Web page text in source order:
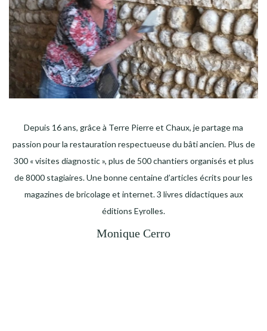
Depuis 16 ans, grâce à Terre Pierre et Chaux, je partage ma
passion pour la restauration respectueuse du bâti ancien. Plus de
300 « visites diagnostic », plus de 500 chantiers organisés et plus
de 8000 stagiaires. Une bonne centaine d’articles écrits pour les
magazines de bricolage et internet. 3 livres didactiques aux
éditions Eyrolles.
Monique Cerro